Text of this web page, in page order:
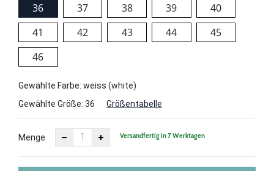
36 37 38 39
40
41
42 43 44
45
46
Gewählte Farbe: weiss (white)
Gewählte Größe: 36 Größentabelle
Menge Versandfertig in 7 Werktagen